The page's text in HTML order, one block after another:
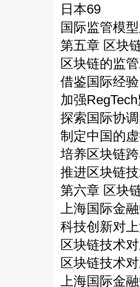
日本69
国际监管模
第五章 区块
区块链的监
借鉴国际经
加强
探索国际协
制定中国的
培养区块链
推进区块链
第六章 区块
上海国际金
科技创新对
区块链技术
区块链技术
上海国际金